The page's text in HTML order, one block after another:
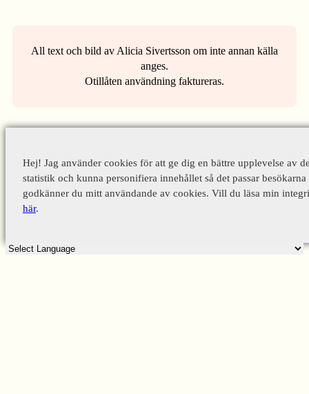
All text och bild av Alicia Sivertsson om inte annan källa
anges.
Otillåten användning faktureras.
Hej! Jag använder cookies för att ge dig en bättre upplevelse av
statistik och kunna personifiera innehållet så det passar
godkänner du mitt användande av cookies. Vill du läsa min
här.